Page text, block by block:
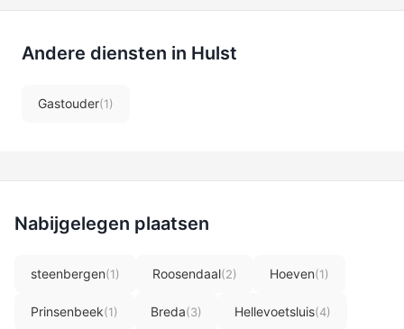
Andere diensten in Hulst
Gastouder(1)
Nabijgelegen plaatsen
steenbergen(1) Roosendaal(2) Hoeven(1)
Prinsenbeek(1) Breda(3) Hellevoetsluis(4)